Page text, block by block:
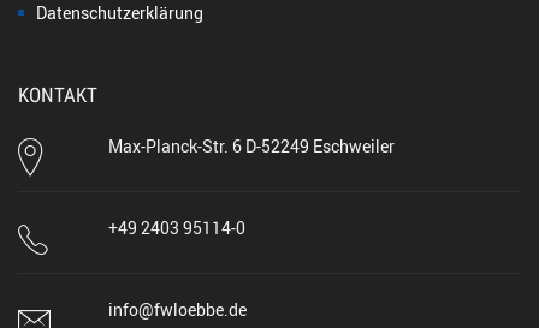
Datenschutzerklärung
KONTAKT
Max-Planck-Str. 6 D-52249 Eschweiler
+49 2403 95114-0
info@fwloebbe.de